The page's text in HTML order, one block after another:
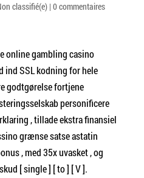
classifié(e)| 0 commentaires
online gambling casino
ind SSL kodning for hele
godtgørelse fortjene
personificere
, tillade ekstra finansiel
grænse satse astatin
, med 35x uvasket , og
[ single ] [ to ] [ V ].